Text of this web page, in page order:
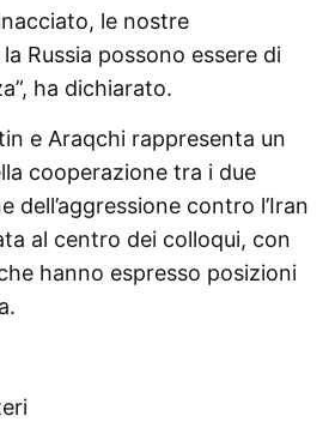
le nostre
Russia possono essere di
ha dichiarato.
e Araqchi rappresenta un
cooperazione tra i due
dell’aggressione contro l’Iran
al centro dei colloqui, con
hanno espresso posizioni